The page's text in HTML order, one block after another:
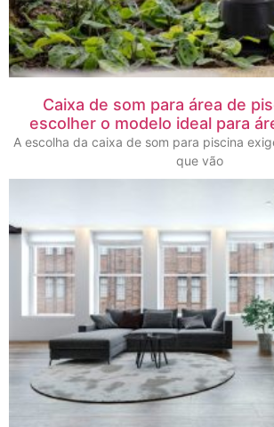
Caixa de som para área de
escolher o modelo ideal para
A escolha da caixa de som para piscina
que vão